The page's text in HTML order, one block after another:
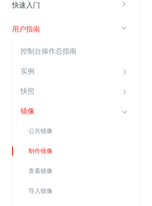
快速入门
用户指南
控制台操作总指南
实例
快照
镜像
公共镜像
制作镜像
查看镜像
导入镜像
视频云服务
云直播(KLS)
渗透测试
云堡垒机